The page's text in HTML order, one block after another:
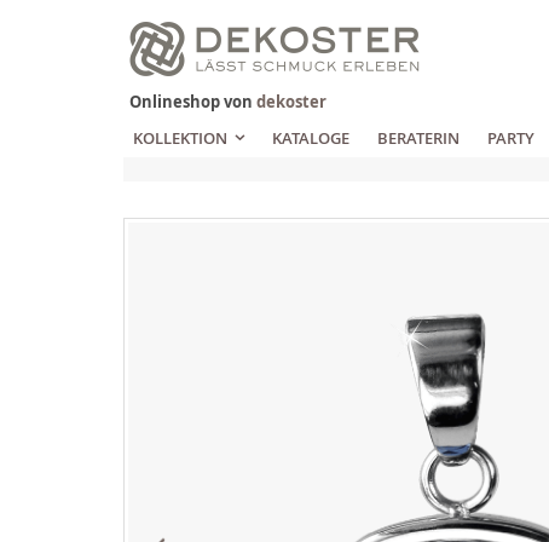
Zum
Inhalt
springen
Onlineshop von dekoster
KOLLEKTION
KATALOGE BERATERIN PARTY